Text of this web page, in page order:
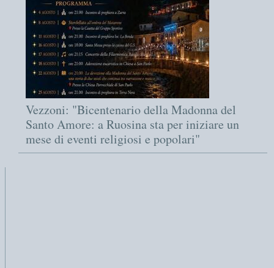
Vezzoni: "Bicentenario della Madonna del
Santo Amore: a Ruosina sta per iniziare un
mese di eventi religiosi e popolari"